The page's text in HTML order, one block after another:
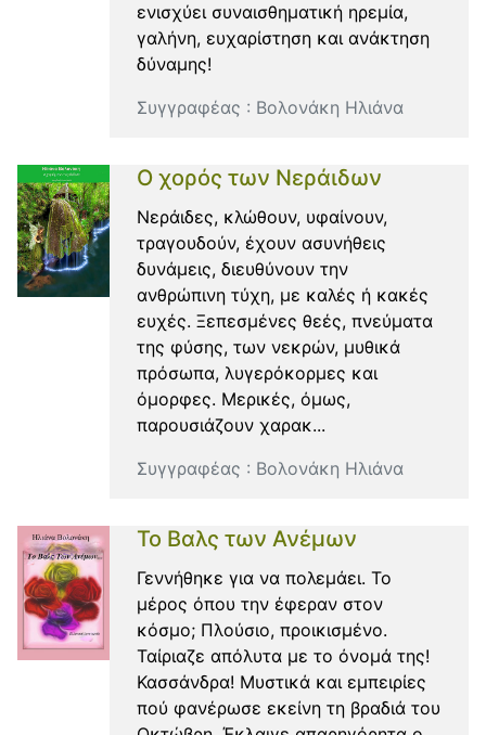
ενισχύει συναισθηματική ηρεμία,
γαλήνη, ευχαρίστηση και ανάκτηση
δύναμης!
Συγγραφέας : Βολονάκη Ηλιάνα
Ο χορός των Νεράιδων
Νεράιδες, κλώθουν, υφαίνουν,
τραγουδούν, έχουν ασυνήθεις
δυνάμεις, διευθύνουν την
ανθρώπινη τύχη, με καλές ή κακές
ευχές. Ξεπεσμένες θεές, πνεύματα
της φύσης, των νεκρών, μυθικά
πρόσωπα, λυγερόκορμες και
όμορφες. Μερικές, όμως,
παρουσιάζουν χαρακ...
Συγγραφέας : Βολονάκη Ηλιάνα
Το Βαλς των Ανέμων
Γεννήθηκε για να πολεμάει. Το
μέρος όπου την έφεραν στον
κόσμο; Πλούσιο, προικισμένο.
Ταίριαζε απόλυτα με το όνομά της!
Κασσάνδρα! Μυστικά και εμπειρίες
πού φανέρωσε εκείνη τη βραδιά του